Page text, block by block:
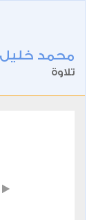
محمد
تلاوة